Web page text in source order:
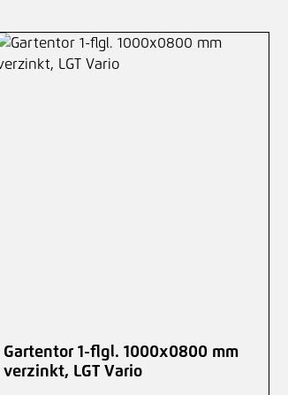
Gartentor 1-flgl. 1000x0800 mm
verzinkt, LGT Vario